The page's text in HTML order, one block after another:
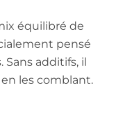
équilibré de
pensé
Sans additifs, il
les comblant.